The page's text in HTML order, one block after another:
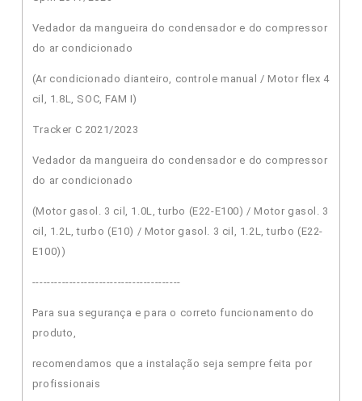
Vedador da mangueira do condensador e do compressor
do ar condicionado
(Ar condicionado dianteiro, controle manual / Motor flex 4
cil, 1.8L, SOC, FAM I)
Tracker C 2021/2023
Vedador da mangueira do condensador e do compressor
do ar condicionado
(Motor gasol. 3 cil, 1.0L, turbo (E22-E100) / Motor gasol. 3
cil, 1.2L, turbo (E10) / Motor gasol. 3 cil, 1.2L, turbo (E22-
E100))
----------------------------------------
Para sua segurança e para o correto funcionamento do
produto,
recomendamos que a instalação seja sempre feita por
profissionais